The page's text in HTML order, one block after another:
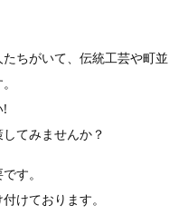
ちがいて、伝統工芸や町並
!
てみませんか？
す。
けております。